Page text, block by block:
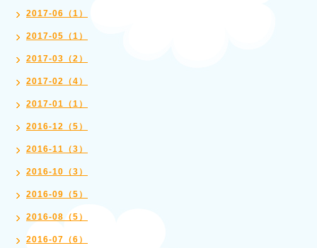
2017-06（1）
2017-05（1）
2017-03（2）
2017-02（4）
2017-01（1）
2016-12（5）
2016-11（3）
2016-10（3）
2016-09（5）
2016-08（5）
2016-07（6）